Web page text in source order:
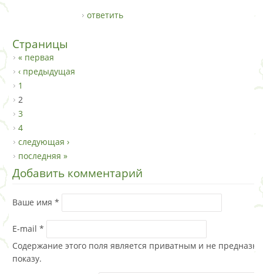
ответить
Страницы
« первая
‹ предыдущая
1
2
3
4
следующая ›
последняя »
Добавить комментарий
Ваше имя *
E-mail *
Содержание этого поля является приватным и не
показу.